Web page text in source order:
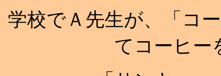
学校でＡ先生が、「コ
てコーヒー